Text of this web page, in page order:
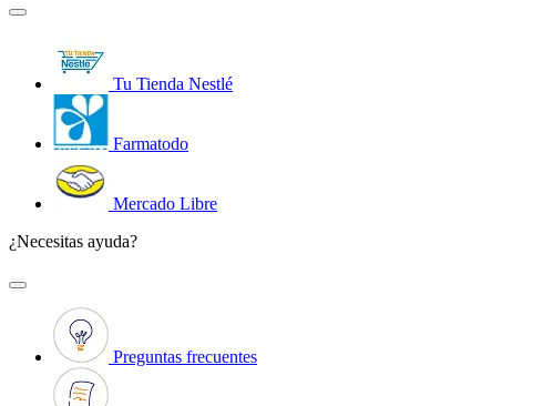
Tu Tienda Nestlé
Farmatodo
Mercado Libre
¿Necesitas ayuda?
Preguntas frecuentes